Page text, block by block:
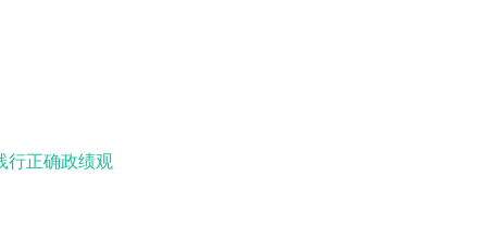
行正确政绩观